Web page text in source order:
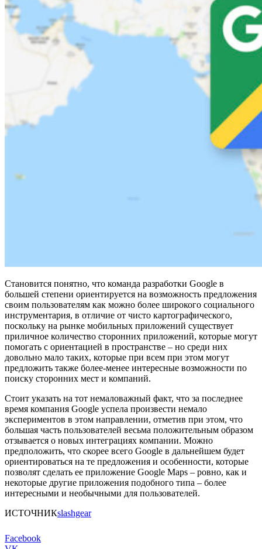
Становится понятно, что команда разработки Google в
большей степени ориентируется на возможность предложения
своим пользователям как можно более широкого социального
инструментария, в отличие от чисто картографического,
поскольку на рынке мобильных приложений существует
приличное количество сторонних приложений, которые могут
помогать с ориентацией в пространстве – но среди них
довольно мало таких, которые при всем при этом могут
предложить также более-менее интересные возможности по
поиску сторонних мест и компаний.
Стоит указать на тот немаловажный факт, что за последнее
время компания Google успела произвести немало
экспериментов в этом направлении, отметив при этом, что
большая часть пользователей весьма положительным образом
отзывается о новых интеграциях компании. Можно
предположить, что скорее всего Google в дальнейшем будет
ориентироваться на те предложения и особенности, которые
позволят сделать ее приложение Google Maps – ровно, как и
некоторые другие приложения подобного типа – более
интересными и необычными для пользователей.
ИСТОЧНИКslashgear
Facebook